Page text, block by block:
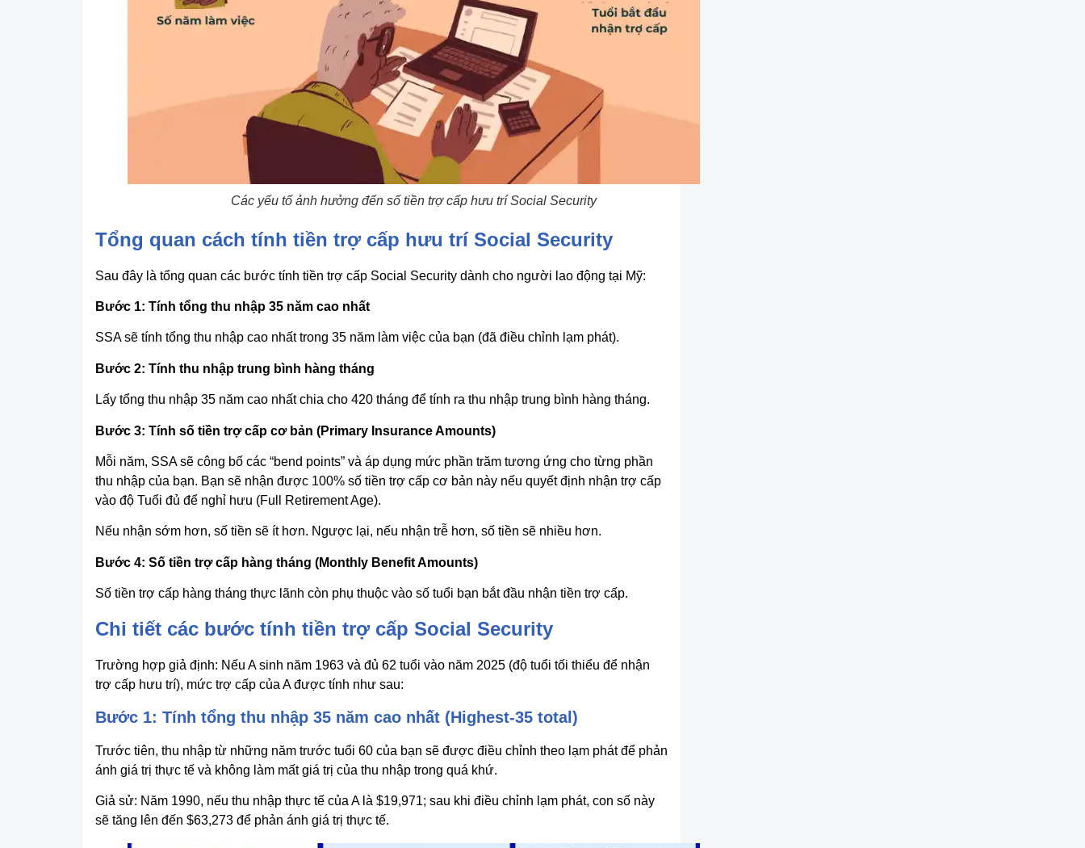
Các yếu tố ảnh hưởng đến số tiền trợ cấp hưu trí Social Security
Tổng quan cách tính tiền trợ cấp hưu trí Social Security
Sau đây là tổng quan các bước tính tiền trợ cấp Social Security dành cho người lao động tại Mỹ:
Bước 1: Tính tổng thu nhập 35 năm cao nhất
SSA sẽ tính tổng thu nhập cao nhất trong 35 năm làm việc của bạn (đã điều chỉnh lạm phát).
Bước 2: Tính thu nhập trung bình hàng tháng
Lấy tổng thu nhập 35 năm cao nhất chia cho 420 tháng để tính ra thu nhập trung bình hàng tháng.
Bước 3: Tính số tiền trợ cấp cơ bản (Primary Insurance Amounts)
Mỗi năm, SSA sẽ công bố các “bend points” và áp dụng mức phần trăm tương ứng cho từng phần
thu nhập của bạn. Bạn sẽ nhận được 100% số tiền trợ cấp cơ bản này nếu quyết định nhận trợ cấp
vào độ Tuổi đủ để nghỉ hưu (Full Retirement Age).
Nếu nhận sớm hơn, số tiền sẽ ít hơn. Ngược lại, nếu nhận trễ hơn, số tiền sẽ nhiều hơn.
Bước 4: Số tiền trợ cấp hàng tháng (Monthly Benefit Amounts)
Số tiền trợ cấp hàng tháng thực lãnh còn phụ thuộc vào số tuổi bạn bắt đầu nhận tiền trợ cấp.
Chi tiết các bước tính tiền trợ cấp Social Security
Trường hợp giả định: Nếu A sinh năm 1963 và đủ 62 tuổi vào năm 2025 (độ tuổi tối thiểu để nhận
trợ cấp hưu trí), mức trợ cấp của A được tính như sau:
Bước 1: Tính tổng thu nhập 35 năm cao nhất (Highest-35 total)
Trước tiên, thu nhập từ những năm trước tuổi 60 của bạn sẽ được điều chỉnh theo lạm phát để phản
ánh giá trị thực tế và không làm mất giá trị của thu nhập trong quá khứ.
Giả sử: Năm 1990, nếu thu nhập thực tế của A là $19,971; sau khi điều chỉnh lạm phát, con số này
sẽ tăng lên đến $63,273 để phản ánh giá trị thực tế.